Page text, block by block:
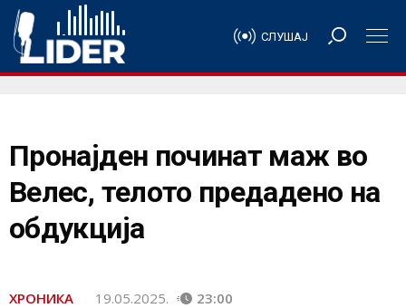
СЛУШАЈ
Пронајден починат маж во
Велес, телото предадено на
обдукција
ХРОНИКА 19.05.2025. 23:00